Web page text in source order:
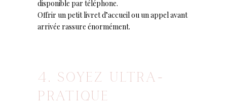
disponible par téléphone.
Offrir un petit livret d’accueil ou un appel avant
arrivée rassure énormément.
4. SOYEZ ULTRA-
PRATIQUE